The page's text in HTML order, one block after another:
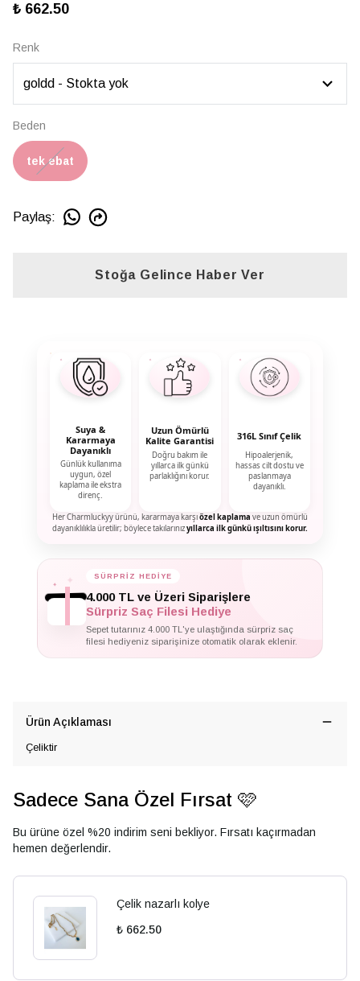
₺ 662.50
Renk
Beden
tek ebat
Paylaş:
Stoğa Gelince Haber Ver
Suya &
Kararmaya
Dayanıklı
Günlük kullanıma
uygun, özel
kaplama ile ekstra
direnç.
Uzun Ömürlü
Kalite Garantisi
Doğru bakım ile
yıllarca ilk günkü
parlaklığını korur.
316L Sınıf Çelik
Hipoalerjenik,
hassas cilt dostu ve
paslanmaya
dayanıklı.
Her Charmluckyy ürünü, kararmaya karşıözel kaplama ve uzun ömürlü
dayanıklılıkla üretilir; böylece takılarınızyıllarca ilk günkü ışıltısını korur.
✦ SÜRPRİZ HEDİYE
4.000 TL ve Üzeri Siparişlere
Sürpriz Saç Filesi Hediye
Sepet tutarınız 4.000 TL'ye ulaştığında sürpriz saç
filesi hediyeniz siparişinize otomatik olarak eklenir.
Ürün Açıklaması
Çeliktir
Sadece Sana Özel Fırsat 🩷
Bu ürüne özel %20 indirim seni bekliyor. Fırsatı kaçırmadan
hemen değerlendir.
Çelik nazarlı kolye
₺ 662.50